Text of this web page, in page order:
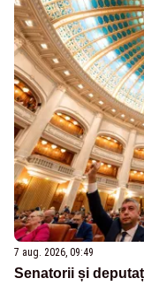
7 aug. 2026, 09:49
Senatorii și